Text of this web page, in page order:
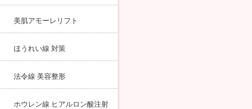
美肌アモーレリフト
ほうれい線 対策
法令線 美容整形
ホウレン線 ヒアルロン酸注射